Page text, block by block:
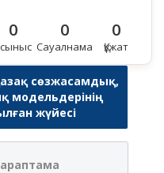
0 0
Сауалнама
0
Құжат
сөзжасамдық,
жүйесі